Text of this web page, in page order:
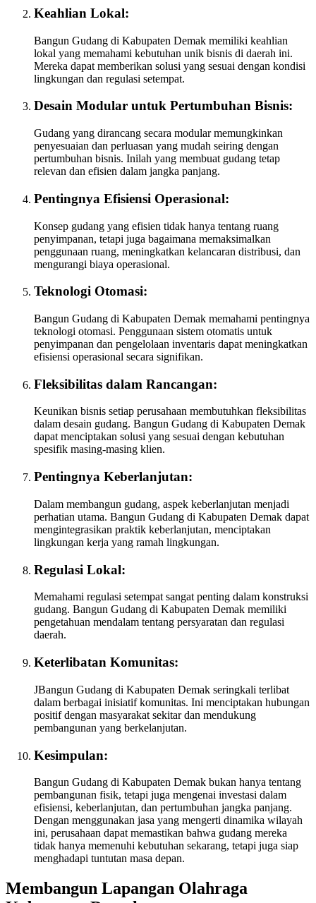
Keahlian Lokal:
Bangun Gudang di Kabupaten Demak memiliki keahlian
lokal yang memahami kebutuhan unik bisnis di daerah ini.
Mereka dapat memberikan solusi yang sesuai dengan kondisi
lingkungan dan regulasi setempat.
Desain Modular untuk Pertumbuhan Bisnis:
Gudang yang dirancang secara modular memungkinkan
penyesuaian dan perluasan yang mudah seiring dengan
pertumbuhan bisnis. Inilah yang membuat gudang tetap
relevan dan efisien dalam jangka panjang.
Pentingnya Efisiensi Operasional:
Konsep gudang yang efisien tidak hanya tentang ruang
penyimpanan, tetapi juga bagaimana memaksimalkan
penggunaan ruang, meningkatkan kelancaran distribusi, dan
mengurangi biaya operasional.
Teknologi Otomasi:
Bangun Gudang di Kabupaten Demak memahami pentingnya
teknologi otomasi. Penggunaan sistem otomatis untuk
penyimpanan dan pengelolaan inventaris dapat meningkatkan
efisiensi operasional secara signifikan.
Fleksibilitas dalam Rancangan:
Keunikan bisnis setiap perusahaan membutuhkan fleksibilitas
dalam desain gudang. Bangun Gudang di Kabupaten Demak
dapat menciptakan solusi yang sesuai dengan kebutuhan
spesifik masing-masing klien.
Pentingnya Keberlanjutan:
Dalam membangun gudang, aspek keberlanjutan menjadi
perhatian utama. Bangun Gudang di Kabupaten Demak dapat
mengintegrasikan praktik keberlanjutan, menciptakan
lingkungan kerja yang ramah lingkungan.
Regulasi Lokal:
Memahami regulasi setempat sangat penting dalam konstruksi
gudang. Bangun Gudang di Kabupaten Demak memiliki
pengetahuan mendalam tentang persyaratan dan regulasi
daerah.
Keterlibatan Komunitas:
JBangun Gudang di Kabupaten Demak seringkali terlibat
dalam berbagai inisiatif komunitas. Ini menciptakan hubungan
positif dengan masyarakat sekitar dan mendukung
pembangunan yang berkelanjutan.
Kesimpulan:
Bangun Gudang di Kabupaten Demak bukan hanya tentang
pembangunan fisik, tetapi juga mengenai investasi dalam
efisiensi, keberlanjutan, dan pertumbuhan jangka panjang.
Dengan menggunakan jasa yang mengerti dinamika wilayah
ini, perusahaan dapat memastikan bahwa gudang mereka
tidak hanya memenuhi kebutuhan sekarang, tetapi juga siap
menghadapi tuntutan masa depan.
Membangun Lapangan Olahraga